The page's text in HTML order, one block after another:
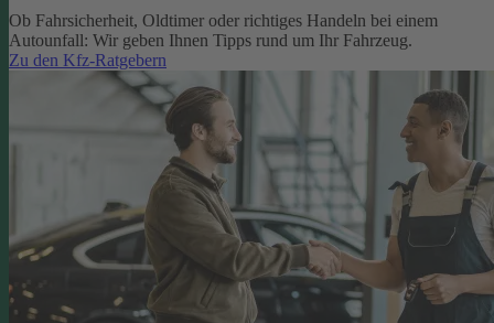
Ob Fahrsicherheit, Oldtimer oder richtiges Handeln bei einem
Autounfall: Wir geben Ihnen Tipps rund um Ihr Fahrzeug.
Zu den Kfz-Ratgebern